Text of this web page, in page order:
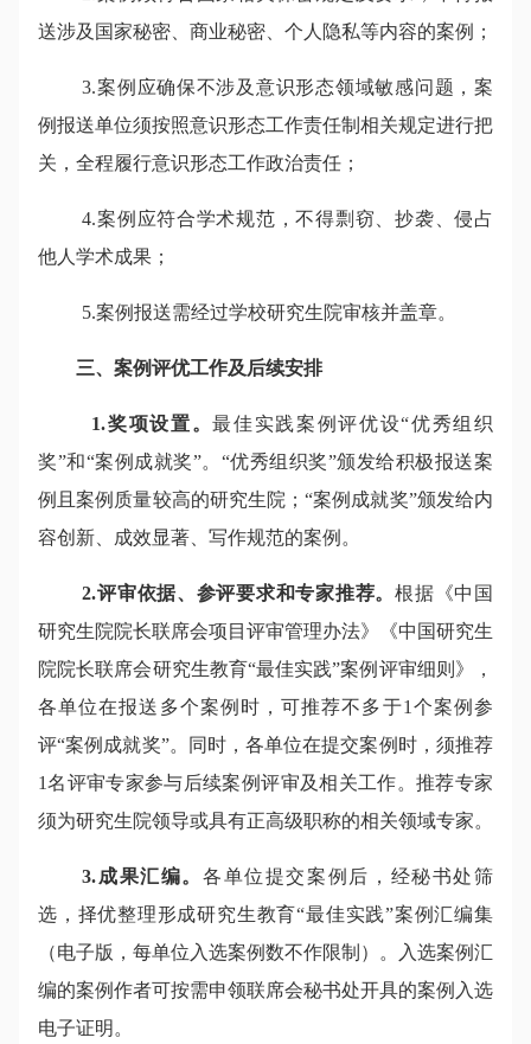
送涉及国家秘密、商业秘密、个人隐私等内容的案例；
3.案例应确保不涉及意识形态领域敏感问题，案
例报送单位须按照意识形态工作责任制相关规定进行把
关，全程履行意识形态工作政治责任；
4.案例应符合学术规范，不得剽窃、抄袭、侵占
他人学术成果；
5.案例报送需经过学校研究生院审核并盖章。
三、案例评优工作及后续安排
1.奖项设置。最佳实践案例评优设“优秀组织
奖”和“案例成就奖”。“优秀组织奖”颁发给积极报送案
例且案例质量较高的研究生院；“案例成就奖”颁发给内
容创新、成效显著、写作规范的案例。
2.评审依据、参评要求和专家推荐。根据《中国
研究生院院长联席会项目评审管理办法》《中国研究生
院院长联席会研究生教育“最佳实践”案例评审细则》，
各单位在报送多个案例时，可推荐不多于1个案例参
评“案例成就奖”。同时，各单位在提交案例时，须推荐
1名评审专家参与后续案例评审及相关工作。推荐专家
须为研究生院领导或具有正高级职称的相关领域专家。
3.成果汇编。各单位提交案例后，经秘书处筛
选，择优整理形成研究生教育“最佳实践”案例汇编集
（电子版，每单位入选案例数不作限制）。入选案例汇
编的案例作者可按需申领联席会秘书处开具的案例入选
电子证明。